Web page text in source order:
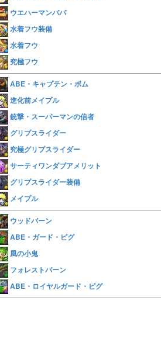
ウエハーマンパパ
水着フウ装備
水着フウ
究極フウ
ABE・キャプテン・ボム
進化前メイプル
銃撃・スーパーマンの信者
グリプスライダー
究極グリプスライダー
サーティワンダブアメリット
グリプスライダー装備
メイプル
ウッドバーン
ABE・ガード・ピグ
風の小鬼
フォレストバーン
ABE・ロイヤルガード・ピグ